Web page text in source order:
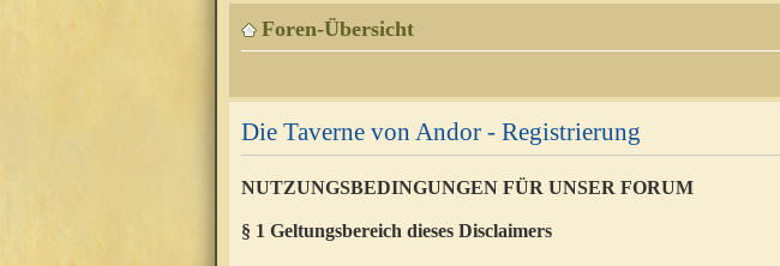
Foren-Übersicht
Die Taverne von Andor - Registrierung
NUTZUNGSBEDINGUNGEN FÜR UNSER FORUM
§ 1 Geltungsbereich dieses Disclaimers